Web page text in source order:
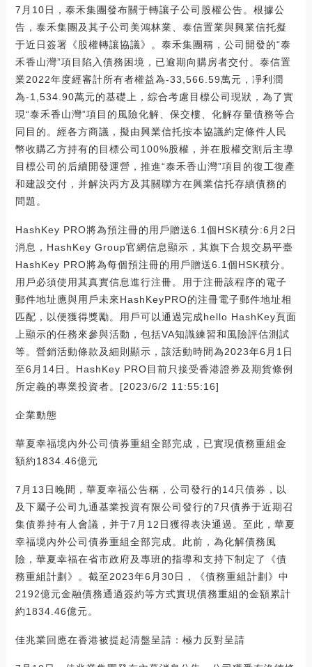
7月10日，泰禾集團發布關于轉讓子公司股權公告。根據公
告，泰禾集團及其子公司美鴻林業、泰信置業與興業信托擬
于近日簽署《股權轉讓協議》。泰禾集團稱，公司開發的“泰
禾香山灣”項目陷入債務困境，已逾期向購房者交付。泰信置
業2022年度經審計所有者權益為-33,566.59萬元，凈利潤
為-1,534.90萬元的基礎上，綜合考慮目標公司現狀，為了實
現“泰禾香山灣”項目的風險化解、保交樓、化解存量債務等合
同目的。經各方商議，擬由興業信托按本協議約定條件人民
幣收購乙方持有的目標公司100%股權，并在股權交割后主導
目標公司的后續開發運營，推進“泰禾香山灣”項目的復工復產
和建設交付，并解決丙方及其關聯方在興業信托存續債務的
問題。
HashKey PRO將為預注冊的用戶贈送6.1個HSK積分:6月2日
消息，HashKey Group官網信息顯示，其旗下合規交易平臺
HashKey PRO將為每個預注冊的用戶贈送6.1個HSK積分。
用戶必須使用其真實信息進行注冊。用于注冊該程序的電子
郵件地址應與用戶未來HashKeyPRO的注冊電子郵件地址相
匹配，以便獲得獎勵。用戶可以通過完成hello HashKey頁面
上顯示的任務來參與活動，包括VA知識練習和風險評估測試
等。營銷活動條款及細則顯示，該活動時間為2023年6月1日
至6月14日。HashKey PRO目前只接受香港證券及期貨條例
所定義的專業投資者。[2023/6/2 11:55:16]
企業動態
華夏幸福境內外公司債券重組全部完成，已實現債務重組金
額約1834.46億元
7月13日晚間，華夏幸福公告稱，公司發行的14只債券，以
及下屬子公司九通基業投資有限公司發行的7只債券于近期召
集債券持有人會議，并于7月12日獲得表決通過。至此，華夏
幸福境內外公司債券重組全部完成。此前，為化解債務風
險，華夏幸福在省市政府及專班的指導和支持下制定了《債
務重組計劃》。截至2023年6月30日，《債務重組計劃》中
2192億元金融債務通過簽約等方式實現債務重組的金額累計
約1834.46億元。
佳兆業回應在香港被提起清盤呈請：極力反對呈請